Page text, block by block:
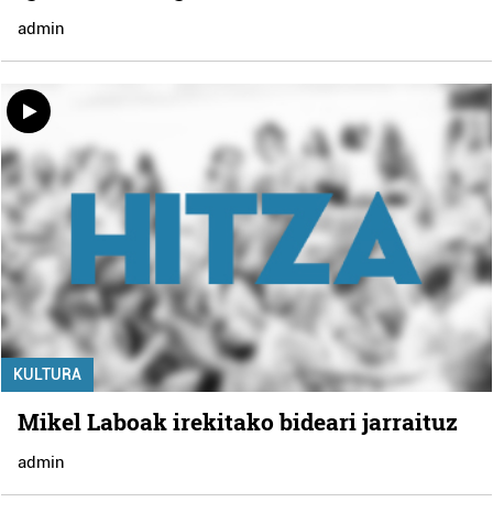
admin
KULTURA
Mikel Laboak irekitako bideari jarraituz
admin